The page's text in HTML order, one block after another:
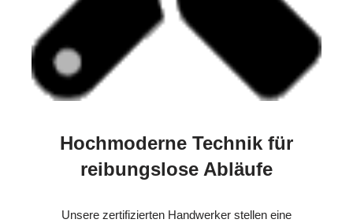
Hochmoderne Technik für
reibungslose Abläufe
Unsere zertifizierten Handwerker stellen eine